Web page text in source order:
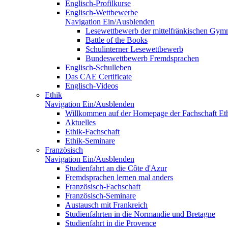
Englisch-Profilkurse
Englisch-Wettbewerbe
Navigation Ein/Ausblenden
Lesewettbewerb der mittelfränkischen
Battle of the Books
Schulinterner Lesewettbewerb
Bundeswettbewerb Fremdsprachen
Englisch-Schulleben
Das CAE Certificate
Englisch-Videos
Ethik
Navigation Ein/Ausblenden
Willkommen auf der Homepage der Fachschaft
Aktuelles
Ethik-Fachschaft
Ethik-Seminare
Französisch
Navigation Ein/Ausblenden
Studienfahrt an die Côte d'Azur
Fremdsprachen lernen mal anders
Französisch-Fachschaft
Französisch-Seminare
Austausch mit Frankreich
Studienfahrten in die Normandie und Bretagne
Studienfahrt in die Provence